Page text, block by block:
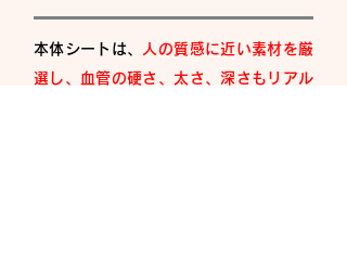
本体シートは、
人の質感に近い素材を厳
選し、血管の硬さ、太さ、深さもリアル